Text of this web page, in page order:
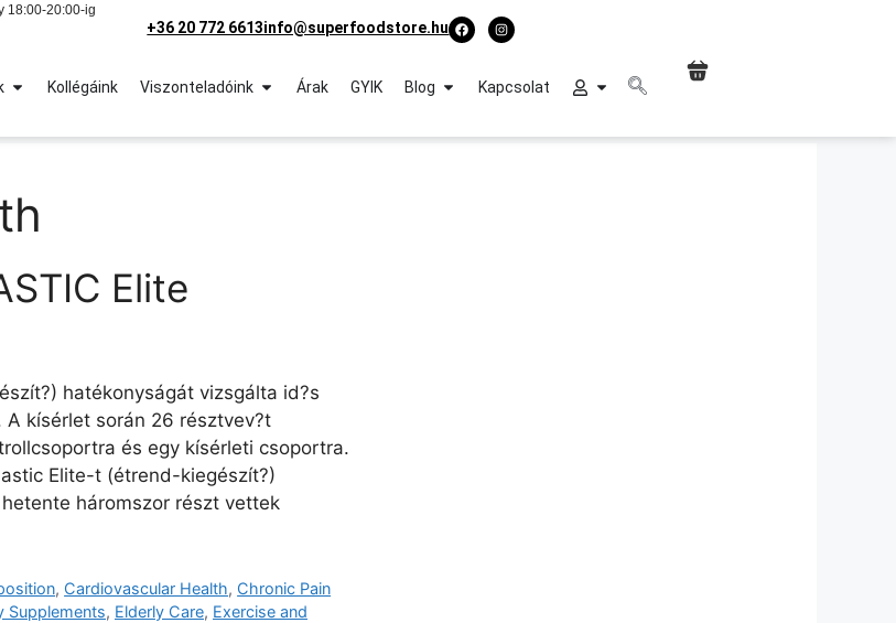
18:00-20:00-ig
+36 20 772 6613info@superfoodstore.hu
Kollégáink Viszonteladóink Árak GYIK Blog Kapcsolat
Elite
hatékonyságát vizsgálta id?s
kísérlet során 26 résztvev?t
és egy kísérleti csoportra.
Elite-t (étrend-kiegészít?)
háromszor részt vettek
, Cardiovascular Health, Chronic Pain
Supplements, Elderly Care, Exercise and